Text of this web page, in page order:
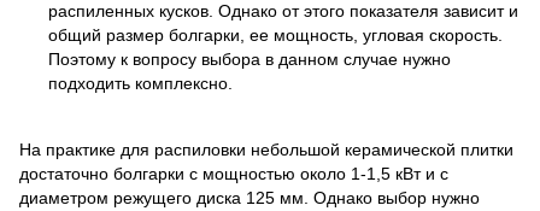
распиленных кусков. Однако от этого показателя зависит и
общий размер болгарки, ее мощность, угловая скорость.
Поэтому к вопросу выбора в данном случае нужно
подходить комплексно.
На практике для распиловки небольшой керамической плитки
достаточно болгарки с мощностью около 1-1,5 кВт и с
диаметром режущего диска 125 мм. Однако выбор нужно